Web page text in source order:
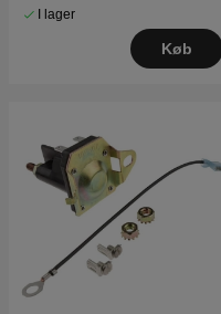
I lager
Køb